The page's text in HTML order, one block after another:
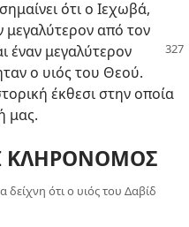
ότι ο Ιεχωβά,
μεγαλύτερον από τον
έναν μεγαλύτερον
ο υιός του Θεού.
έκθεσι στην οποία
μας.
ΚΛΗΡΟΝΟΜΟΣ
δείχνη ότι ο υιός του Δαβίδ